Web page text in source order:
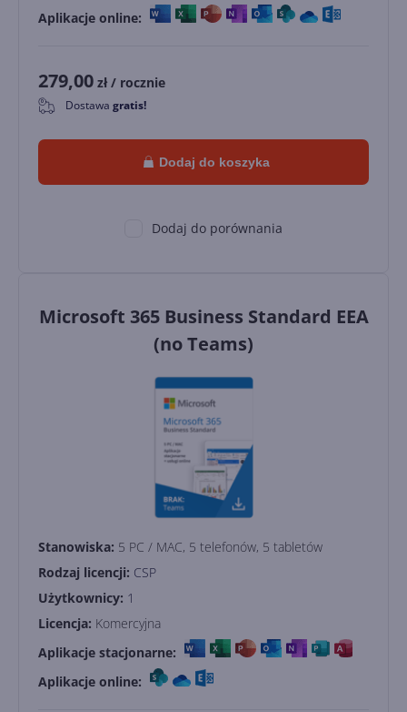
Aplikacje online:
279,00 zł / rocznie
0 Dostawa gratis!
Dodaj do koszyka
Dodaj do porównania
Microsoft 365 Business Standard EEA
(no Teams)
Stanowiska: 5 PC / MAC, 5 telefonów, 5 tabletów
Rodzaj licencji: CSP
Użytkownicy: 1
Licencja: Komercyjna
Aplikacje stacjonarne:
Aplikacje online: